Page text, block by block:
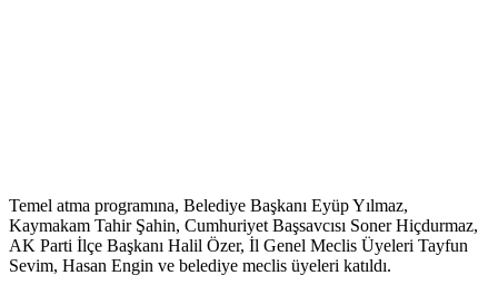
Temel atma programına, Belediye Başkanı Eyüp Yılmaz,
Kaymakam Tahir Şahin, Cumhuriyet Başsavcısı Soner Hiçdurmaz,
AK Parti İlçe Başkanı Halil Özer, İl Genel Meclis Üyeleri Tayfun
Sevim, Hasan Engin ve belediye meclis üyeleri katıldı.